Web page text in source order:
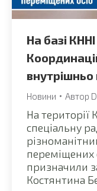
На базі
внутрішньо
Новини Автор
На території
спеціальну
переміщених
призначили
Костянтина